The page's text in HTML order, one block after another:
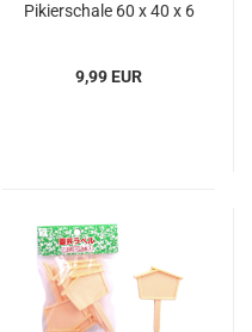
Pikierschale 60 x 40 x 6
9,99 EUR